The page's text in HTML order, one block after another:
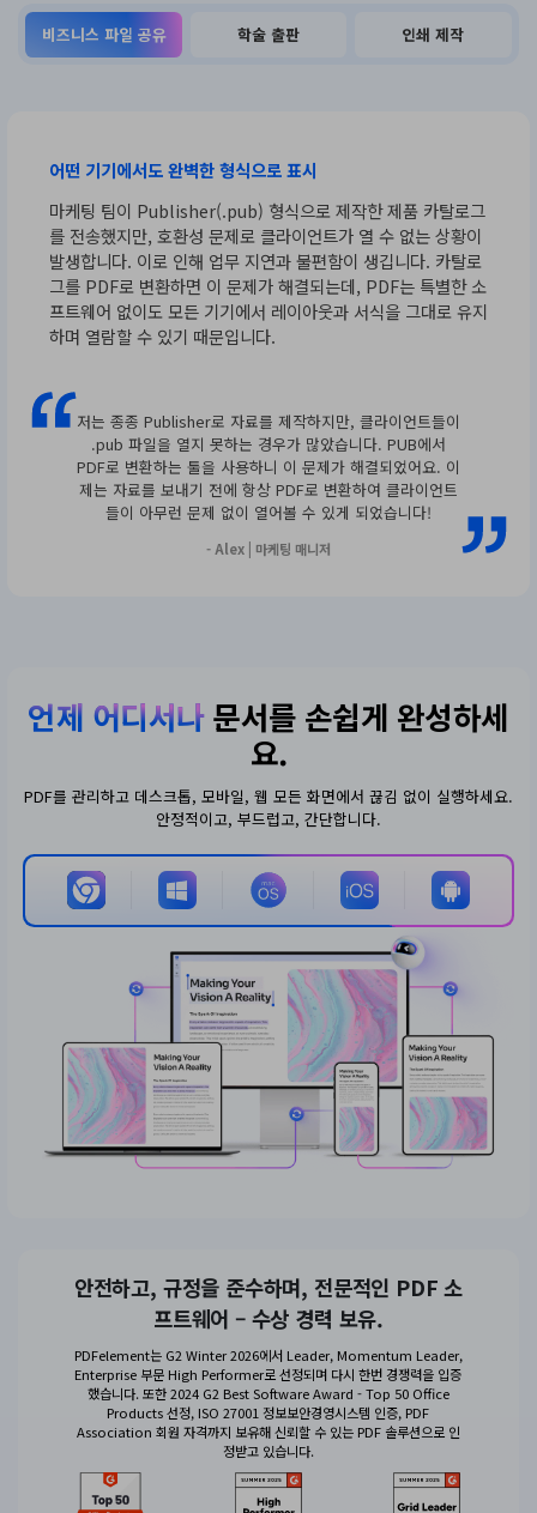
비즈니스 파일 공유 학술 출판 인쇄 제작
어떤 기기에서도 완벽한 형식으로 표시
마케팅 팀이 Publisher(.pub) 형식으로 제작한 제품 카탈로그
를 전송했지만, 호환성 문제로 클라이언트가 열 수 없는 상황이
발생합니다. 이로 인해 업무 지연과 불편함이 생깁니다. 카탈로
그를 PDF로 변환하면 이 문제가 해결되는데, PDF는 특별한 소
프트웨어 없이도 모든 기기에서 레이아웃과 서식을 그대로 유지
하며 열람할 수 있기 때문입니다.
저는 종종 Publisher로 자료를 제작하지만, 클라이언트들이
.pub 파일을 열지 못하는 경우가 많았습니다. PUB에서
PDF로 변환하는 툴을 사용하니 이 문제가 해결되었어요. 이
제는 자료를 보내기 전에 항상 PDF로 변환하여 클라이언트
들이 아무런 문제 없이 열어볼 수 있게 되었습니다!
- Alex | 마케팅 매니저
언제 어디서나문서를 손쉽게 완성하세
요.
PDF를 관리하고 데스크톱, 모바일, 웹 모든 화면에서 끊김 없이 실행하세요.
안정적이고, 부드럽고, 간단합니다.
안전하고, 규정을 준수하며, 전문적인 PDF 소
프트웨어 – 수상 경력 보유.
PDFelement는 G2 Winter 2026에서 Leader, Momentum Leader,
Enterprise 부문 High Performer로 선정되며 다시 한번 경쟁력을 입증
했습니다. 또한 2024 G2 Best Software Award - Top 50 Office
Products 선정, ISO 27001 정보보안경영시스템 인증, PDF
Association 회원 자격까지 보유해 신뢰할 수 있는 PDF 솔루션으로 인
정받고 있습니다.